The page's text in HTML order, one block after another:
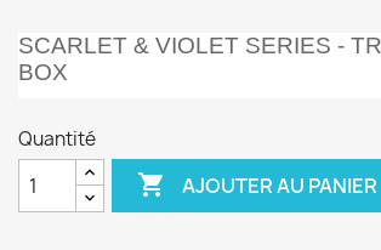
SCARLET & VIOLET SERIES -
BOX
Quantité
 AJOUTER AU PANIER